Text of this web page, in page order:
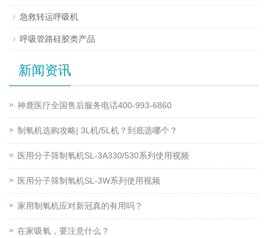
急救转运呼吸机
呼吸管路硅胶类产品
新闻资讯
神鹿医疗全国售后服务电话400-993-6860
制氧机选购攻略| 3L机/5L机？到底选哪个？
医用分子筛制氧机SL-3A330/530系列使用视频
医用分子筛制氧机SL-3W系列使用视频
家用制氧机应对新冠真的有用吗？
在家吸氧，要注意什么？